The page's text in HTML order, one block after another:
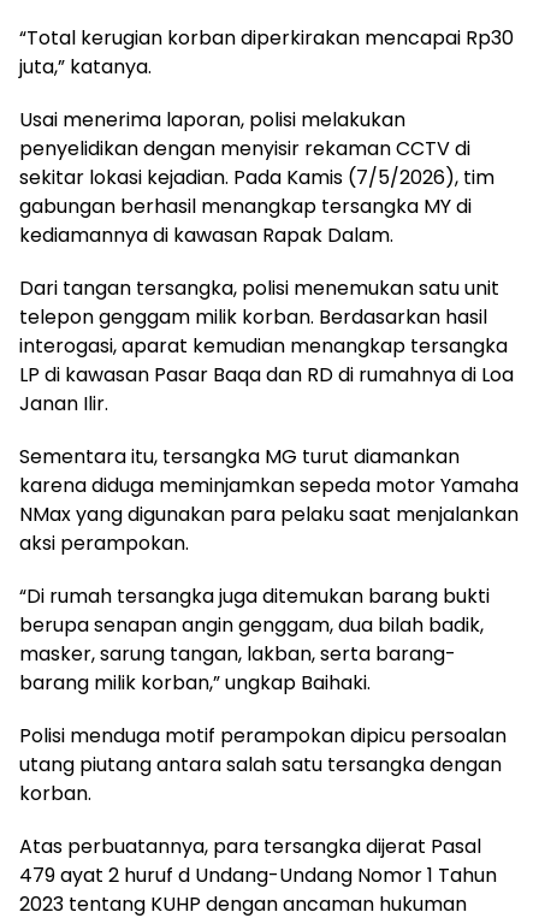
“Total kerugian korban diperkirakan mencapai Rp30
juta,” katanya.
Usai menerima laporan, polisi melakukan
penyelidikan dengan menyisir rekaman CCTV di
sekitar lokasi kejadian. Pada Kamis (7/5/2026), tim
gabungan berhasil menangkap tersangka MY di
kediamannya di kawasan Rapak Dalam.
Dari tangan tersangka, polisi menemukan satu unit
telepon genggam milik korban. Berdasarkan hasil
interogasi, aparat kemudian menangkap tersangka
LP di kawasan Pasar Baqa dan RD di rumahnya di Loa
Janan Ilir.
Sementara itu, tersangka MG turut diamankan
karena diduga meminjamkan sepeda motor Yamaha
NMax yang digunakan para pelaku saat menjalankan
aksi perampokan.
“Di rumah tersangka juga ditemukan barang bukti
berupa senapan angin genggam, dua bilah badik,
masker, sarung tangan, lakban, serta barang-
barang milik korban,” ungkap Baihaki.
Polisi menduga motif perampokan dipicu persoalan
utang piutang antara salah satu tersangka dengan
korban.
Atas perbuatannya, para tersangka dijerat Pasal
479 ayat 2 huruf d Undang-Undang Nomor 1 Tahun
2023 tentang KUHP dengan ancaman hukuman